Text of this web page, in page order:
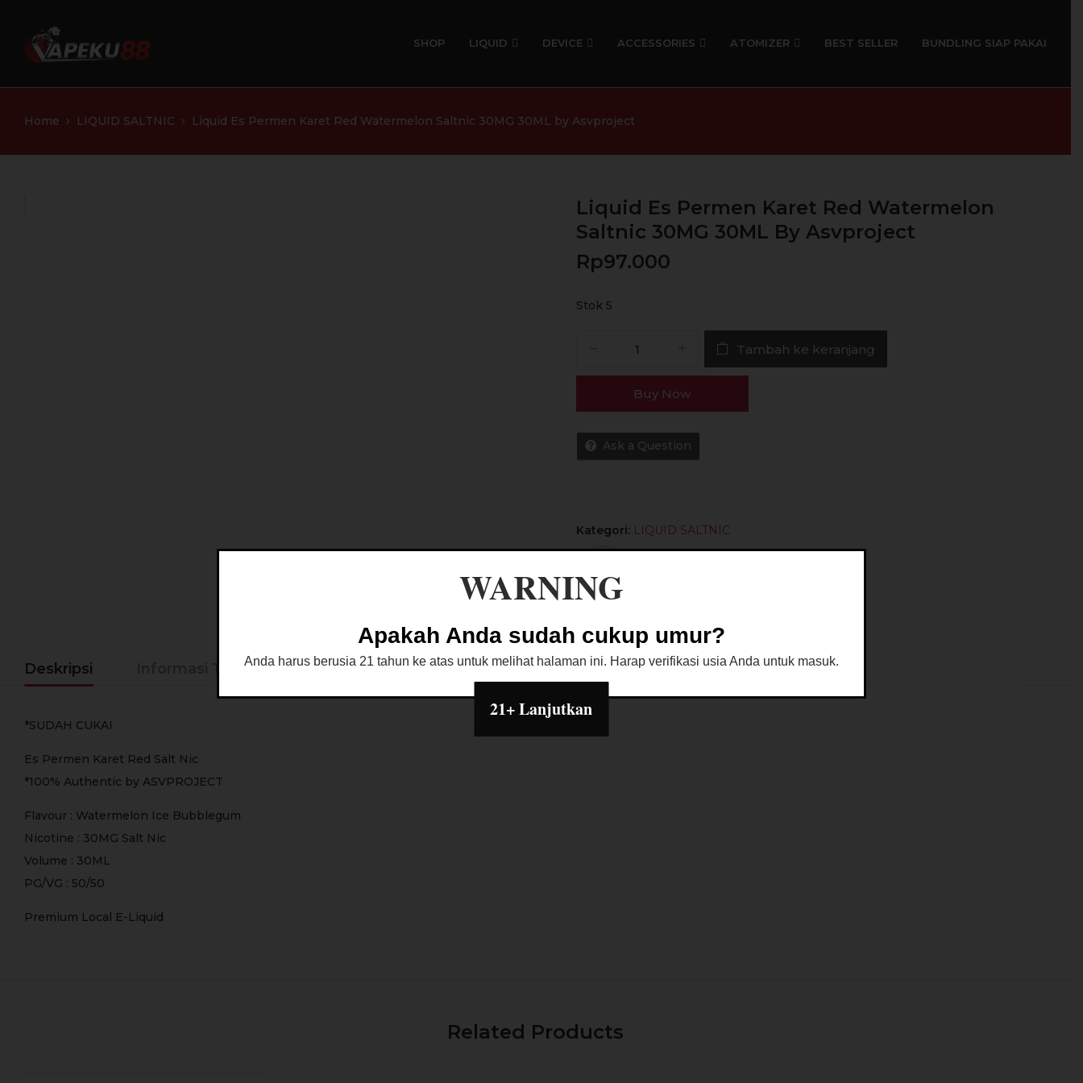
SHOP LIQUID DEVICE ACCESSORIES ATOMIZER BEST SELLER BUNDLING SIAP PAKAI
Home LIQUID SALTNIC Liquid Es Permen Karet Red Watermelon Saltnic 30MG 30ML by Asvproject
Liquid Es Permen Karet Red Watermelon
Saltnic 30MG 30ML By Asvproject
Rp97.000
Stok 5
Es
Karet
Red
Watermelon
by
Tambah ke keranjang
Buy Now
Ask a Question
Kategori: LIQUID SALTNIC
Deskripsi Informasi Tambahan Kebijakan Toko Diskusi Produk
*SUDAH CUKAI
Es Permen Karet Red Salt Nic
*100% Authentic by ASVPROJECT
Flavour : Watermelon Ice Bubblegum
Nicotine : 30MG Salt Nic
Volume : 30ML
PG/VG : 50/50
Premium Local E-Liquid
Related Products
WARNING
Apakah Anda sudah cukup umur?
Anda harus berusia 21 tahun ke atas untuk melihat halaman ini. Harap verifikasi usia Anda untuk masuk.
21+ Lanjutkan